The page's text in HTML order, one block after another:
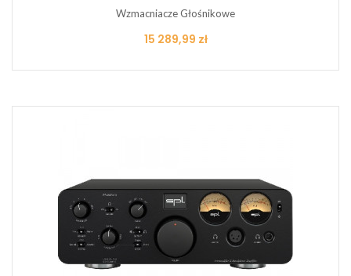
Wzmacniacze Głośnikowe
Cena
15 289,99 zł